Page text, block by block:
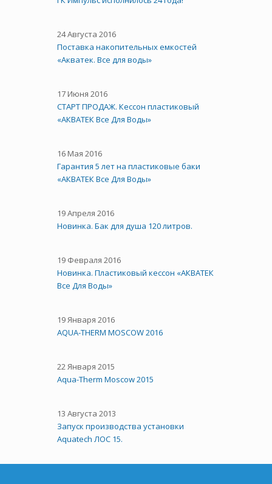
24 Августа 2016
Поставка накопительных емкостей
«Акватек. Все для воды»
17 Июня 2016
СТАРТ ПРОДАЖ. Кессон пластиковый
«АКВАТЕК Все Для Воды»
16 Мая 2016
Гарантия 5 лет на пластиковые баки
«АКВАТЕК Все Для Воды»
19 Апреля 2016
Новинка. Бак для душа 120 литров.
19 Февраля 2016
Новинка. Пластиковый кессон «АКВАТЕК
Все Для Воды»
19 Января 2016
AQUA-THERM MOSCOW 2016
22 Января 2015
Aqua-Therm Moscow 2015
13 Августа 2013
Запуск производства установки
Aquatech ЛОС 15.